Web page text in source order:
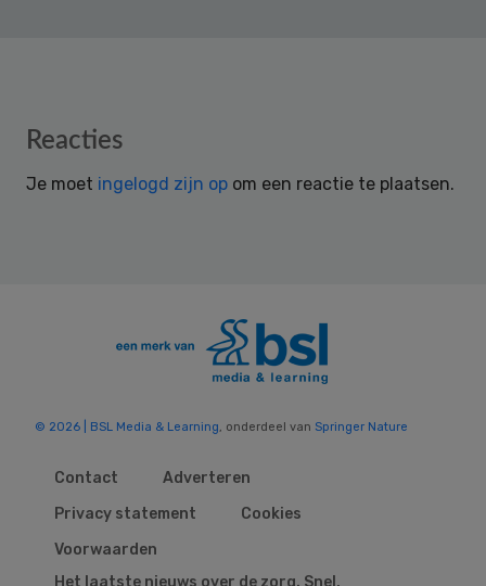
Reader
Reacties
Je moet ingelogd zijn op om een reactie te plaatsen.
© 2026 | BSL Media & Learning, onderdeel van Springer Nature
Contact
Adverteren
Privacy statement
Cookies
Voorwaarden
Het laatste nieuws over de zorg. Snel,